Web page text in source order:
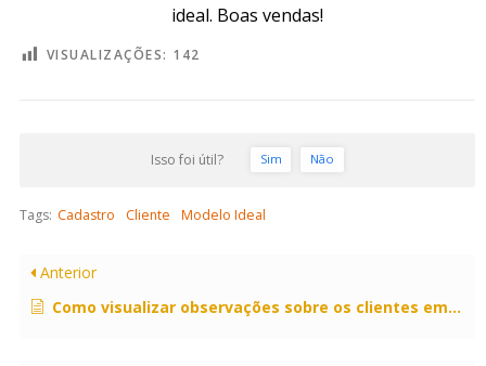
ideal. Boas vendas!
VISUALIZAÇÕES: 142
Isso foi útil? Sim Não
Tags: Cadastro Cliente Modelo Ideal
Anterior
Como visualizar observações sobre os clientes em retaguarda?